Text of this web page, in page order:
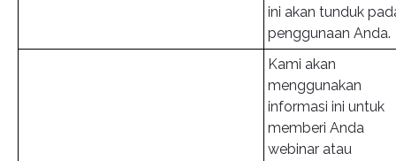
ini akan tunduk
penggunaan Anda.
Kami akan
menggunakan
informasi ini untuk
memberi Anda
webinar atau